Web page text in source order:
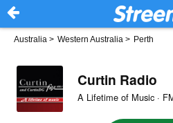
Australia > Western Australia > Perth
Curtin Radio
A Lifetime of Music ·